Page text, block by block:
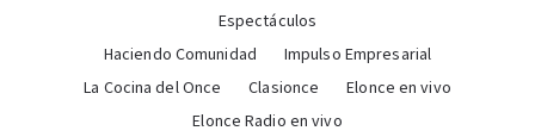
Espectáculos
Haciendo Comunidad
Impulso Empresarial
La Cocina del Once
Clasionce
Elonce en vivo
Elonce Radio en vivo